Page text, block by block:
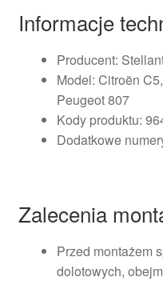
Informacje
Producent:
Model: Citroën
Peugeot 807
Kody produktu:
Dodatkowe
Zalecenia
Przed montażem
dolotowych,